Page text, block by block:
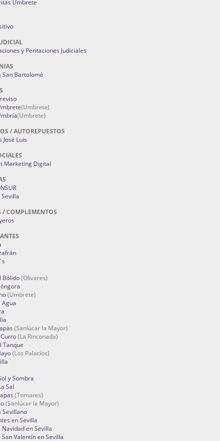
Umbrete
y Peritaciones Judiciales
San Bartolomé
(Umbrete)
(Umbrete)
/ AUTOREPUESTOS
José Luis
Marketing Digital
/ COMPLEMENTOS
Bólido(Olivares)
(Umbrete)
(Sanlúcar la Mayor)
(La Rinconada)
Tanque
(Los Palacios)
y Sombra
Sal
(Tomares)
(Sanlúcar la Mayor)
Sevillano
en Sevilla
Navidad en Sevilla
Valentín en Sevilla